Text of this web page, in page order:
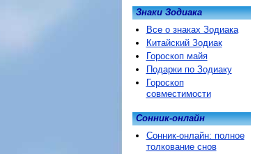
Знаки Зодиака
Все о знаках Зодиака
Китайский Зодиак
Гороскоп майя
Подарки по Зодиаку
Гороскоп
совместимости
Сонник-онлайн
Сонник-онлайн: полное
толкование снов